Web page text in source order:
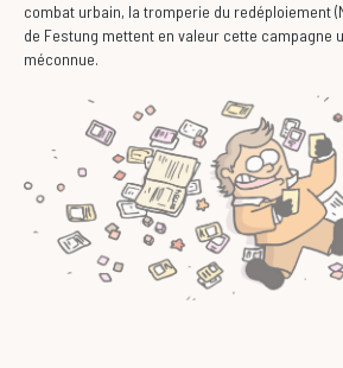
combat urbain, la tromperie du redéploiement
de Festung mettent en valeur cette campagne
méconnue.